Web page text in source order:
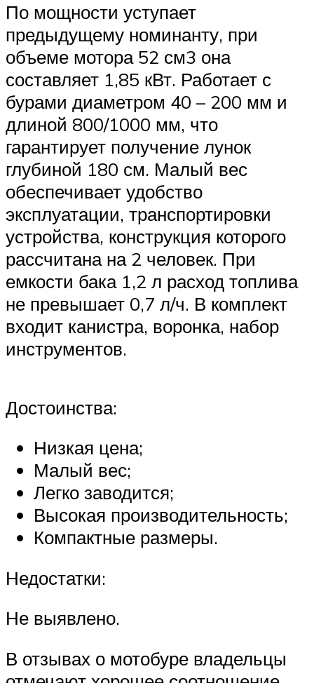
По мощности уступает
предыдущему номинанту, при
объеме мотора 52 см3 она
составляет 1,85 кВт. Работает с
бурами диаметром 40 – 200 мм и
длиной 800/1000 мм, что
гарантирует получение лунок
глубиной 180 см. Малый вес
обеспечивает удобство
эксплуатации, транспортировки
устройства, конструкция которого
рассчитана на 2 человек. При
емкости бака 1,2 л расход топлива
не превышает 0,7 л/ч. В комплект
входит канистра, воронка, набор
инструментов.
Достоинства:
Низкая цена;
Малый вес;
Легко заводится;
Высокая производительность;
Компактные размеры.
Недостатки:
Не выявлено.
В отзывах о мотобуре владельцы